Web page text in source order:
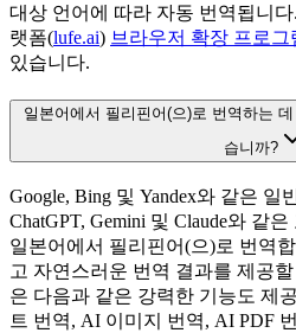
대상 언어에 따라 자동 번역됩니
랫폼(lufe.ai) 브라우저 확장 프로그
있습니다.
일본어에서 필리핀어(으)로 번역하는
습니까?
Google, Bing 및 Yandex와 같은 일
ChatGPT, Gemini 및 Claude와 같
일본어에서 필리핀어(으)로 번역
고 자연스러운 번역 결과를 제공
은 다음과 같은 강력한 기능도 제
트 번역, AI 이미지 번역, AI PDF